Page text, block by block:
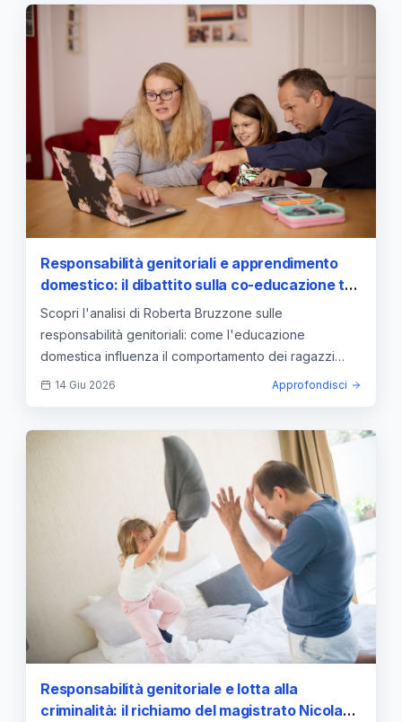
Responsabilità genitoriali e apprendimento
domestico: il dibattito sulla co-educazione tra
scuola e famiglia
Scopri l'analisi di Roberta Bruzzone sulle
responsabilità genitoriali: come l'educazione
domestica influenza il comportamento dei ragazzi
all'esterno.
14 Giu 2026 Approfondisci
Responsabilità genitoriale e lotta alla
criminalità: il richiamo del magistrato Nicola